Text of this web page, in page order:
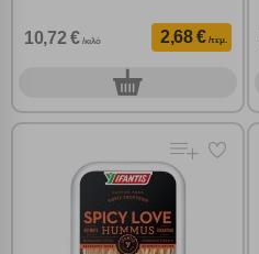
10,72 € /κιλό 2,68 € /τεμ.
0τεμ.